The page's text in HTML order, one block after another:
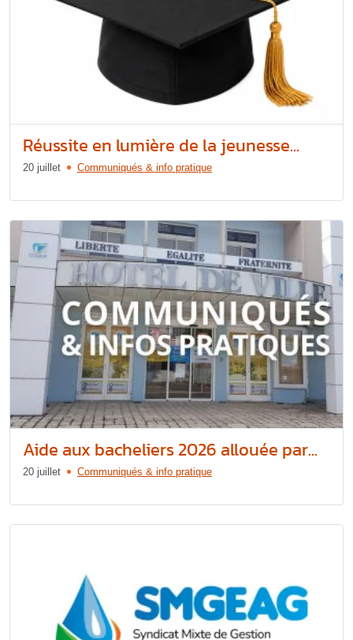
Réussite en lumière de la jeunesse...
20 juillet Communiqués & info pratique
Aide aux bacheliers 2026 allouée par...
20 juillet Communiqués & info pratique